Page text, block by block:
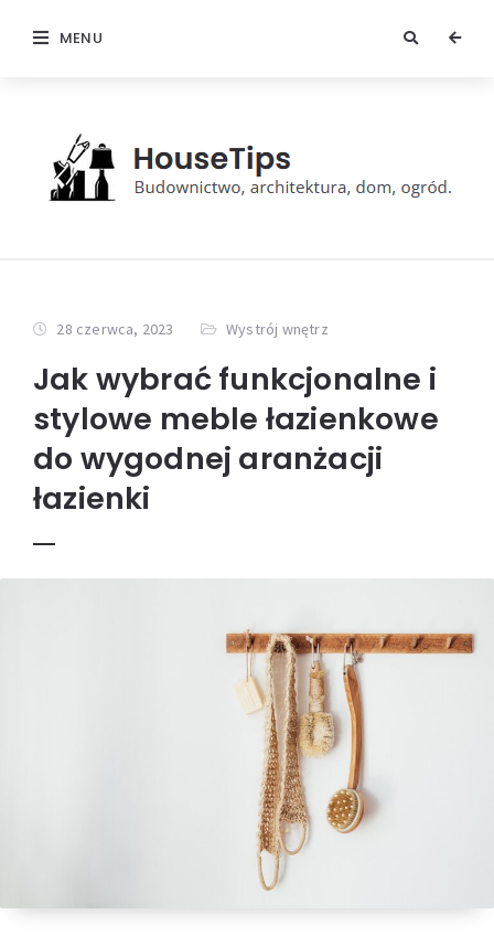
MENU
28 czerwca, 2023 Wystrój wnętrz
Jak wybrać funkcjonalne i
stylowe meble łazienkowe
do wygodnej aranżacji
łazienki